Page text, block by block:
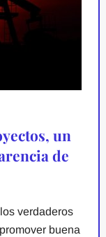
un
de
verdaderos
buena